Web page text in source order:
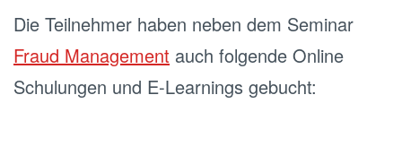
Die Teilnehmer haben neben dem Seminar
Fraud Management auch folgende Online
Schulungen und E-Learnings gebucht: